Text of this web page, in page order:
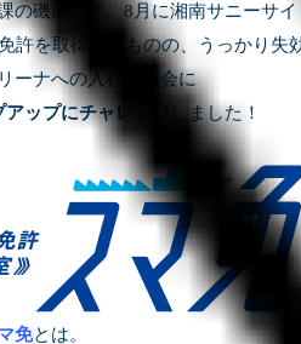
の磯部です。8月に湘南サニーサ
許を取得したものの、うっかり失
ーナへの入社を機会に
ップにチャレンジ
しました！
免とは。